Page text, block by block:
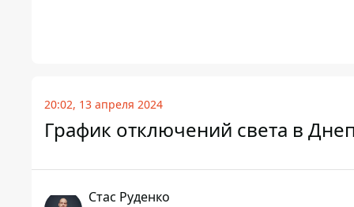
20:02, 13 апреля 2024
График отключений света в
Стаc Руденко